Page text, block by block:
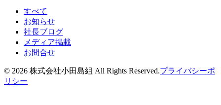
すべて
お知らせ
社長ブログ
メディア掲載
お問合せ
© 2026 株式会社小田島組 All Rights Reserved.プライバシーポ
リシー